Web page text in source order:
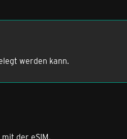
werden kann.
der eSIM.